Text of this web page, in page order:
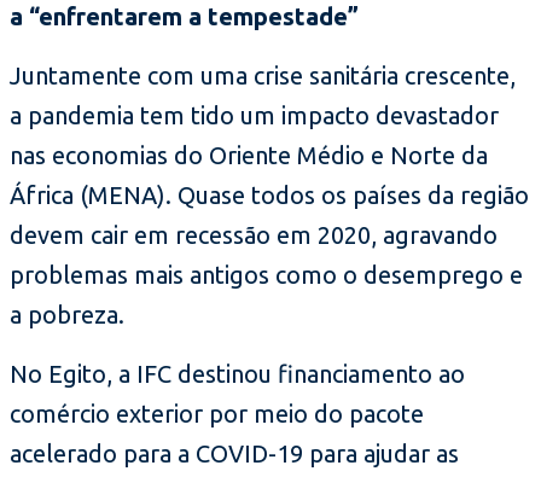
a “enfrentarem a tempestade”
Juntamente com uma crise sanitária crescente,
a pandemia tem tido um impacto devastador
nas economias do Oriente Médio e Norte da
África (MENA). Quase todos os países da região
devem cair em recessão em 2020, agravando
problemas mais antigos como o desemprego e
a pobreza.
No Egito, a IFC destinou financiamento ao
comércio exterior por meio do pacote
acelerado para a COVID-19 para ajudar as